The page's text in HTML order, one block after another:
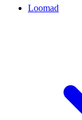
Loomad